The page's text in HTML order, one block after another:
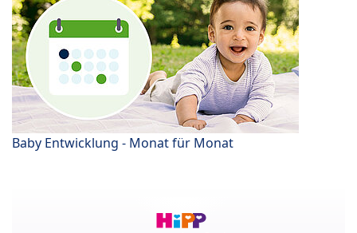
Baby Entwicklung - Monat für Monat